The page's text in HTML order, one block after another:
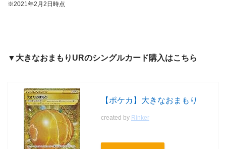
※2021年2月2日時点
▼大きなおまもりURのシングルカード購入はこちら
【ポケカ】大きなおまもり
created by Rinker